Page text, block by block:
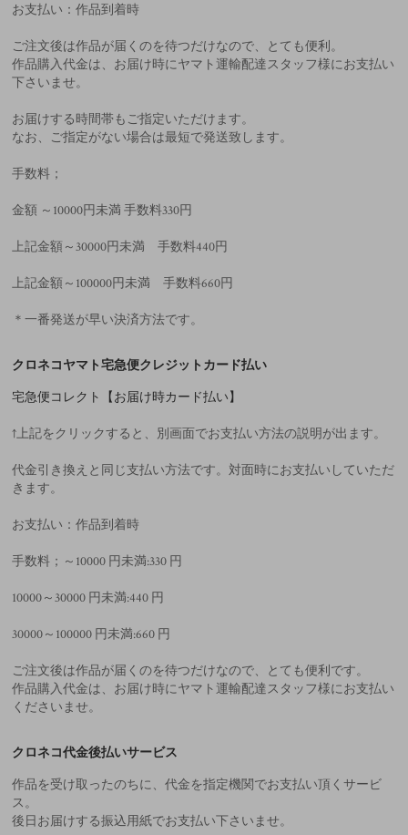
お支払い：作品到着時
ご注文後は作品が届くのを待つだけなので、とても便利。
作品購入代金は、お届け時にヤマト運輸配達スタッフ様にお支払い
下さいませ。
お届けする時間帯もご指定いただけます。
なお、ご指定がない場合は最短で発送致します。
手数料；
金額 ～10000円未満 手数料330円
上記金額～30000円未満 手数料440円
上記金額～100000円未満 手数料660円
＊一番発送が早い決済方法です。
クロネコヤマト宅急便クレジットカード払い
宅急便コレクト【お届け時カード払い】
↑上記をクリックすると、別画面でお支払い方法の説明が出ます。
代金引き換えと同じ支払い方法です。対面時にお支払いしていただ
きます。
お支払い：作品到着時
手数料；～10000 円未満:330 円
10000～30000 円未満:440 円
30000～100000 円未満:660 円
ご注文後は作品が届くのを待つだけなので、とても便利です。
作品購入代金は、お届け時にヤマト運輸配達スタッフ様にお支払い
くださいませ。
クロネコ代金後払いサービス
作品を受け取ったのちに、代金を指定機関でお支払い頂くサービ
ス。
後日お届けする振込用紙でお支払い下さいませ。